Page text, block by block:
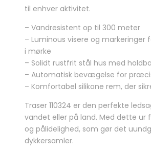
til enhver aktivitet.
– Vandresistent op til 300 meter
– Luminous visere og markeringer
i mørke
– Solidt rustfrit stål hus med
– Automatisk bevægelse for
– Komfortabel silikone rem, der
Traser 110324 er den perfekte
vandet eller på land. Med dette ur
og pålidelighed, som gør det
dykkersamler.